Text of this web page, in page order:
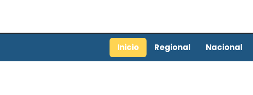
Inicio Regional Nacional